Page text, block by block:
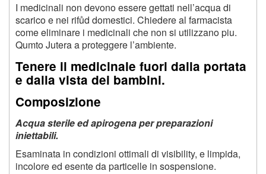
I medicinali non devono essere gettati nell’acqua di
scarico e nei rifůd domestici. Chiedere al farmacista
come eliminare i medicinali che non si utilizzano piu.
Qumto Jutera a proteggere l’ambiente.
Tenere il medicinale fuori dalla portata
e dalla vista dei bambini.
Composizione
Acqua sterile ed apirogena per preparazioni
iniettabili.
Esaminata in condizioni ottimali di visibility, e limpida,
incolore ed esente da particelle in sospensione.